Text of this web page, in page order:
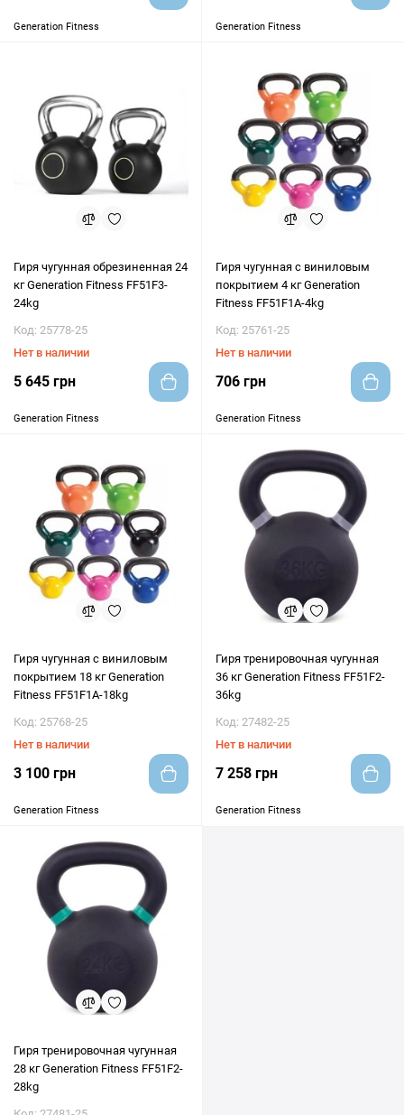
Generation Fitness Generation Fitness
Гиря чугунная обрезиненная 24
кг Generation Fitness FF51F3-
24kg
Код: 25778-25
Нет в наличии
5 645 грн
Generation Fitness
Гиря чугунная с виниловым
покрытием 4 кг Generation
Fitness FF51F1A-4kg
Код: 25761-25
Нет в наличии
706 грн
Generation Fitness
Гиря чугунная с виниловым
покрытием 18 кг Generation
Fitness FF51F1A-18kg
Код: 25768-25
Нет в наличии
3 100 грн
Generation Fitness
Гиря тренировочная чугунная
36 кг Generation Fitness FF51F2-
36kg
Код: 27482-25
Нет в наличии
7 258 грн
Generation Fitness
Гиря тренировочная чугунная
28 кг Generation Fitness FF51F2-
28kg